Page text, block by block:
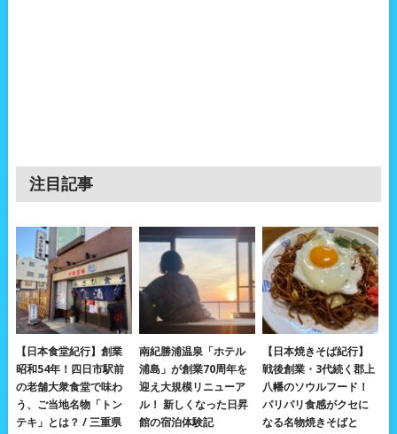
注目記事
【日本食堂紀行】創業
昭和54年！四日市駅前
の老舗大衆食堂で味わ
う、ご当地名物「トン
テキ」とは？ / 三重県
南紀勝浦温泉「ホテル
浦島」が創業70周年を
迎え大規模リニューア
ル！ 新しくなった日昇
館の宿泊体験記
【日本焼きそば紀行】
戦後創業・3代続く郡上
八幡のソウルフード！
パリパリ食感がクセに
なる名物焼きそばと